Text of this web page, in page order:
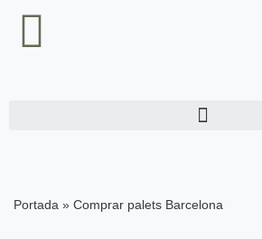
Saltar
Portada » Comprar palets Barcelona